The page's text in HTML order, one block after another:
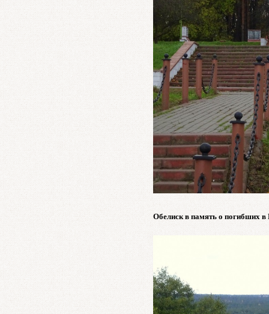
Обелиск в память о погибших